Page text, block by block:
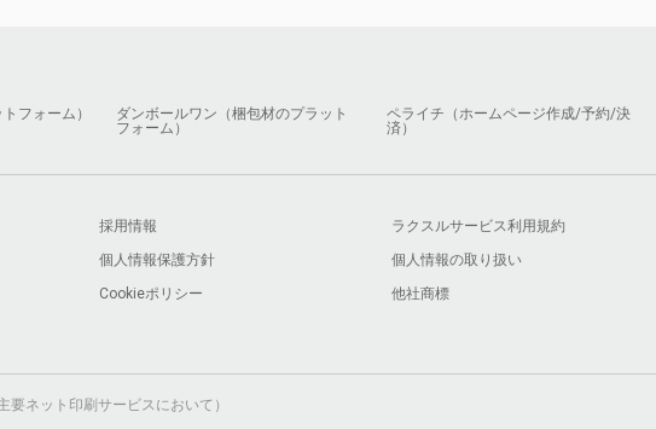
フォーム）
ダンボールワン（梱包材のプラット
フォーム）
ペライチ（ホームページ作成/予約/決
済）
採用情報
ラクスルサービス利用規約
個人情報保護方針
個人情報の取り扱い
Cookieポリシー
他社商標
ネット印刷サービスにおいて）